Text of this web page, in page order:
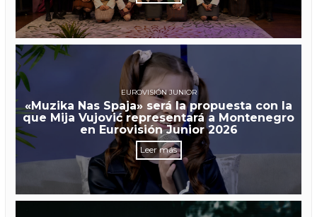
EUROVISIÓN JUNIOR
«Muzika Nas Spaja» será la propuesta con la
que Mija Vujović representará a Montenegro
en Eurovisión Junior 2026
Leer más